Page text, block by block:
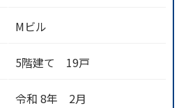
Mビル
5階建て 19戸
令和 8年 2月